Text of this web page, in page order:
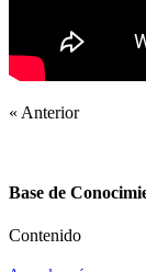
« Anterior
Base de
Contenido